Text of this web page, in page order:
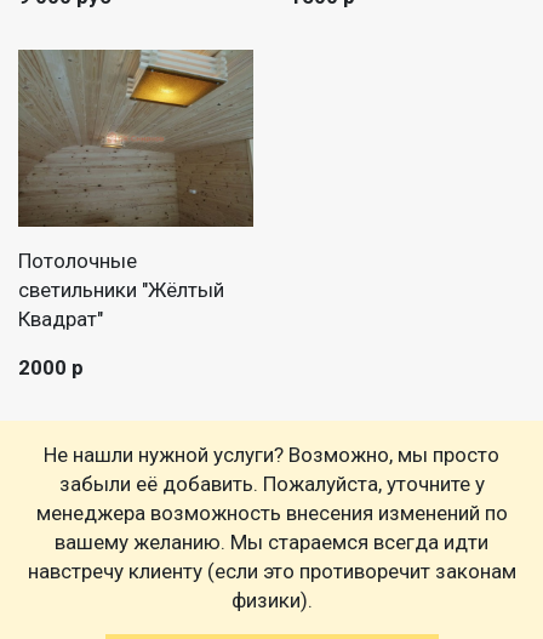
Потолочные
светильники "Жёлтый
Квадрат"
2000 р
Не нашли нужной услуги? Возможно, мы просто
забыли её добавить. Пожалуйста, уточните у
менеджера возможность внесения изменений по
вашему желанию. Мы стараемся всегда идти
навстречу клиенту (если это противоречит законам
физики).